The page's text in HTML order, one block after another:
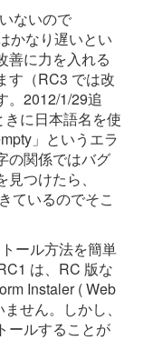
ないので
かなり遅いとい
善に力を入れる
す（RC3 では改
。2012/1/29追
に日本語名を使
」というエラ
の関係ではバグ
つけたら、
ているのでそこ
ール方法を簡単
は、RC 版な
Instaler ( Web
せん。しかし、
ールすることが